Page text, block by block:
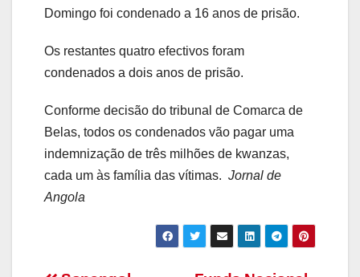
Domingo foi condenado a 16 anos de prisão.
Os restantes quatro efectivos foram
condenados a dois anos de prisão.
Conforme decisão do tribunal de Comarca de
Belas, todos os condenados vão pagar uma
indemnização de três milhões de kwanzas,
cada um às família das vítimas. Jornal de
Angola